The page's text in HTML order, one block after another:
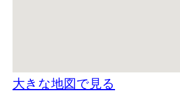
大きな地図で見る